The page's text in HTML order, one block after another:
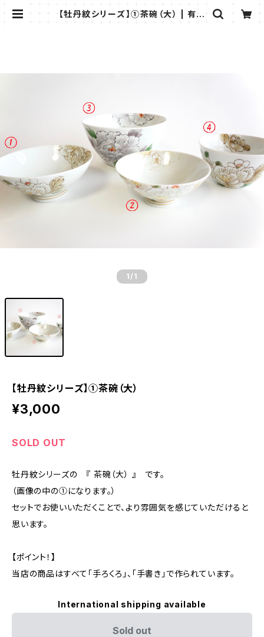
【牡丹紋シリーズ】①茶碗（大） | 有田
1 /1
【牡丹紋シリーズ】①茶碗（大）
¥3,000
SOLD OUT
牡丹紋シリーズの 『 茶碗（大） 』 です。
（画像の中の①になります。）
セットでお使いいただくことで、より雰囲気を感じていただけると
思います。
【ポイント！】
当店の商品はすべて「手ろくろ」、「手書き」で作られています。
International shipping available
Sold out